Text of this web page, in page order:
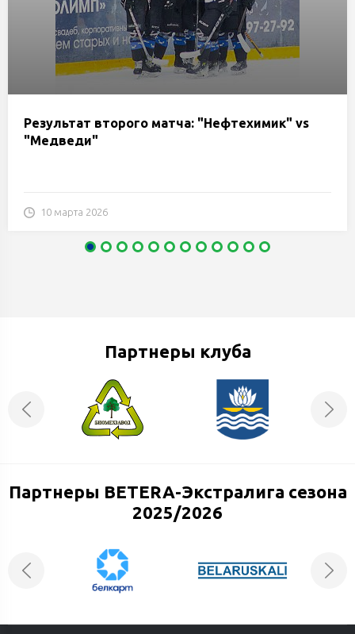
Результат второго матча: "Нефтехимик" vs
"Медведи"
10 марта 2026
Партнеры клуба
Партнеры BETERA-Экстралига сезона
2025/2026